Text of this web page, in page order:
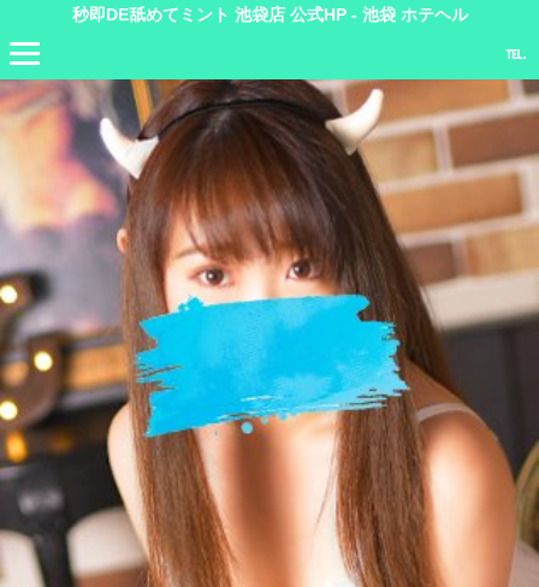
秒即DE舐めてミント 池袋店 公式HP - 池袋 ホテヘル
℡.